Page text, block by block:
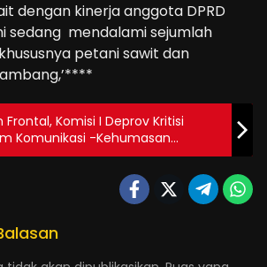
dengan kinerja anggota DPRD
sedang mendalami sejumlah
petani sawit dan
Frontal, Komisi I Deprov Kritisi
Komunikasi -Kehumasan